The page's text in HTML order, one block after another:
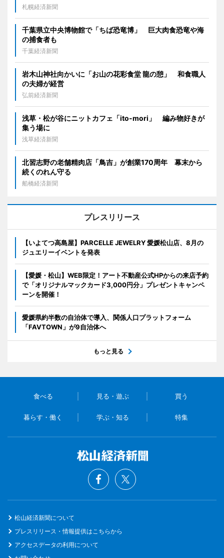
札幌経済新聞
千葉県立中央博物館で「ちば恐竜博」 巨大肉食恐竜や海
の捕食者も
千葉経済新聞
岩木山神社向かいに「お山の花彩食堂 龍の憩」 和食職人
の夫婦が経営
弘前経済新聞
浅草・松が谷にニットカフェ「ito-mori」 編み物好きが
集う場に
浅草経済新聞
北習志野の老舗精肉店「鳥吉」が創業170周年 幕末から
続くのれん守る
船橋経済新聞
プレスリリース
【いよてつ高島屋】PARCELLE JEWELRY 愛媛松山店、8月の
ジュエリーイベントを発表
【愛媛・松山】WEB限定！アート不動産公式HPからの来店予約
で「オリジナルマックカード3,000円分」プレゼントキャンペ
ーンを開催！
愛媛県約半数の自治体で導入、関係人口プラットフォーム
「FAVTOWN」が9自治体へ
もっと見る
食べる 見る・遊ぶ 買う
暮らす・働く 学ぶ・知る 特集
松山経済新聞について
プレスリリース・情報提供はこちらから
アクセスデータの利用について